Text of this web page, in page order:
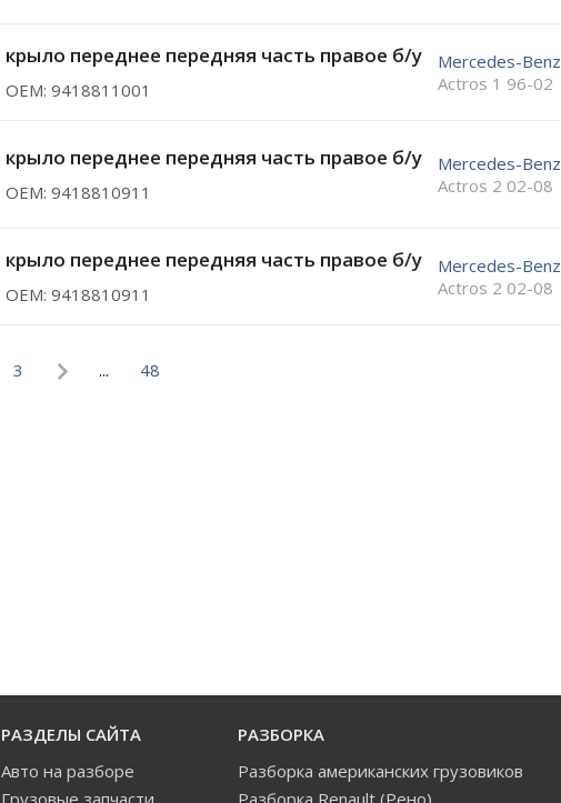
крыло переднее передняя часть правое б/у
ОЕМ: 9418811001
Mercedes-Benz
Actros 1 96-02
крыло переднее передняя часть правое б/у
ОЕМ: 9418810911
Mercedes-Benz
Actros 2 02-08
крыло переднее передняя часть правое б/у
ОЕМ: 9418810911
Mercedes-Benz
Actros 2 02-08
3 ... 48
РАЗДЕЛЫ САЙТА
Авто на разборе
Грузовые запчасти
РАЗБОРКА
Разборка американских грузовиков
Разборка Renault (Рено)